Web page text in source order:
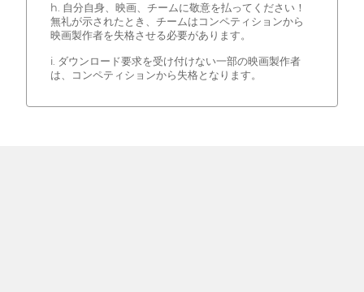
h. 自分自身、映画、チームに敬意を払ってください！
無礼が示されたとき、チームはコンペティションから
映画製作者を失格させる必要があります。
i. ダウンロード要求を受け付けない一部の映画製作者
は、コンペティションから失格となります。